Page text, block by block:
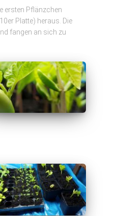
ersten Pflänzchen
Platte) heraus. Die
fangen an sich zu